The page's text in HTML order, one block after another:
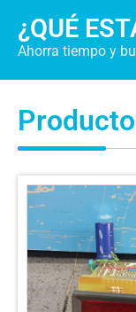
¿QUÉ
Ahorra tiempo y